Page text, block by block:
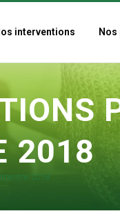
interventions
2018
2018